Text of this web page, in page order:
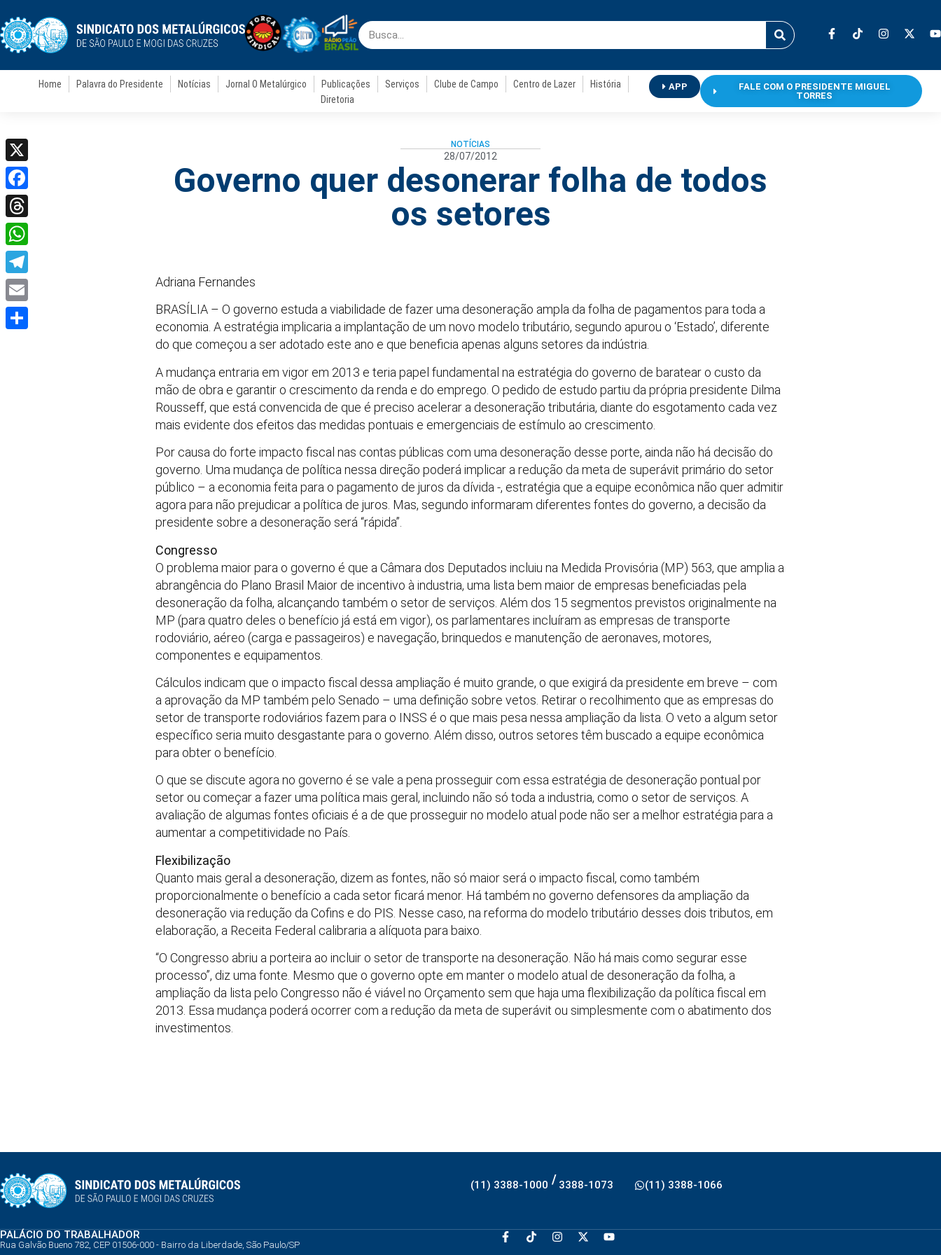
Home Palavra do Presidente Notícias Jornal O Metalúrgico Publicações Serviços Clube de Campo Centro de Lazer
História
Diretoria
APP
FALE COM O PRESIDENTE MIGUEL
TORRES
NOTÍCIAS
28/07/2012
Governo quer desonerar folha de todos
os setores
Adriana Fernandes
BRASÍLIA – O governo estuda a viabilidade de fazer uma desoneração ampla da folha de pagamentos para toda a
economia. A estratégia implicaria a implantação de um novo modelo tributário, segundo apurou o ‘Estado’, diferente
do que começou a ser adotado este ano e que beneficia apenas alguns setores da indústria.
A mudança entraria em vigor em 2013 e teria papel fundamental na estratégia do governo de baratear o custo da
mão de obra e garantir o crescimento da renda e do emprego. O pedido de estudo partiu da própria presidente Dilma
Rousseff, que está convencida de que é preciso acelerar a desoneração tributária, diante do esgotamento cada vez
mais evidente dos efeitos das medidas pontuais e emergenciais de estímulo ao crescimento.
Por causa do forte impacto fiscal nas contas públicas com uma desoneração desse porte, ainda não há decisão do
governo. Uma mudança de política nessa direção poderá implicar a redução da meta de superávit primário do setor
público – a economia feita para o pagamento de juros da dívida -, estratégia que a equipe econômica não quer admitir
agora para não prejudicar a política de juros. Mas, segundo informaram diferentes fontes do governo, a decisão da
presidente sobre a desoneração será “rápida”.
Congresso
O problema maior para o governo é que a Câmara dos Deputados incluiu na Medida Provisória (MP) 563, que amplia a
abrangência do Plano Brasil Maior de incentivo à industria, uma lista bem maior de empresas beneficiadas pela
desoneração da folha, alcançando também o setor de serviços. Além dos 15 segmentos previstos originalmente na
MP (para quatro deles o benefício já está em vigor), os parlamentares incluíram as empresas de transporte
rodoviário, aéreo (carga e passageiros) e navegação, brinquedos e manutenção de aeronaves, motores,
componentes e equipamentos.
Cálculos indicam que o impacto fiscal dessa ampliação é muito grande, o que exigirá da presidente em breve – com
a aprovação da MP também pelo Senado – uma definição sobre vetos. Retirar o recolhimento que as empresas do
setor de transporte rodoviários fazem para o INSS é o que mais pesa nessa ampliação da lista. O veto a algum setor
específico seria muito desgastante para o governo. Além disso, outros setores têm buscado a equipe econômica
para obter o benefício.
O que se discute agora no governo é se vale a pena prosseguir com essa estratégia de desoneração pontual por
setor ou começar a fazer uma política mais geral, incluindo não só toda a industria, como o setor de serviços. A
avaliação de algumas fontes oficiais é a de que prosseguir no modelo atual pode não ser a melhor estratégia para a
aumentar a competitividade no País.
Flexibilização
Quanto mais geral a desoneração, dizem as fontes, não só maior será o impacto fiscal, como também
proporcionalmente o benefício a cada setor ficará menor. Há também no governo defensores da ampliação da
desoneração via redução da Cofins e do PIS. Nesse caso, na reforma do modelo tributário desses dois tributos, em
elaboração, a Receita Federal calibraria a alíquota para baixo.
“O Congresso abriu a porteira ao incluir o setor de transporte na desoneração. Não há mais como segurar esse
processo”, diz uma fonte. Mesmo que o governo opte em manter o modelo atual de desoneração da folha, a
ampliação da lista pelo Congresso não é viável no Orçamento sem que haja uma flexibilização da política fiscal em
2013. Essa mudança poderá ocorrer com a redução da meta de superávit ou simplesmente com o abatimento dos
investimentos.
(11) 3388-1000 / 3388-1073 (11) 3388-1066
PALÁCIO DO TRABALHADOR
Rua Galvão Bueno 782, CEP 01506-000 - Bairro da Liberdade, São Paulo/SP
X
Facebook
Threads
WhatsApp
Telegram
Email